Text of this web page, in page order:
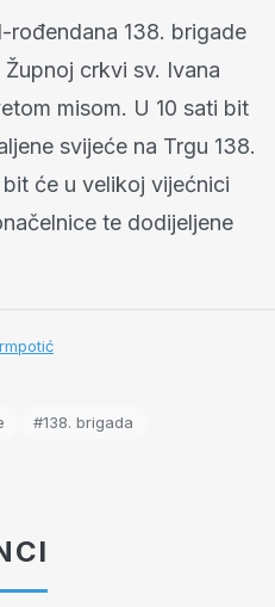
rođendana 138. brigade
crkvi sv. Ivana
misom. U 10 sati bit
svijeće na Trgu 138.
će u velikoj vijećnici
te dodijeljene
#138. brigada